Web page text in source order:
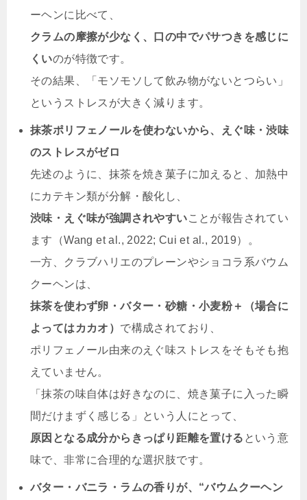
ーヘンに比べて、
クラムの摩擦が少なく、口の中でパサつきを感じに
くいのが特徴です。
その結果、「モソモソして飲み物がないとつらい」
というストレスが大きく減ります。
抹茶ポリフェノールを使わないから、えぐ味・渋味
のストレスがゼロ
先述のように、抹茶を焼き菓子に加えると、加熱中
にカテキン類が分解・酸化し、
渋味・えぐ味が強調されやすいことが報告されてい
ます（Wang et al., 2022; Cui et al., 2019）。
一方、クラブハリエのプレーンやショコラ系バウム
クーヘンは、
抹茶を使わず卵・バター・砂糖・小麦粉＋（場合に
よってはカカオ） で構成されており、
ポリフェノール由来のえぐ味ストレスをそもそも抱
えていません。
「抹茶の味自体は好きなのに、焼き菓子に入った瞬
間だけまずく感じる」という人にとって、
原因となる成分からきっぱり距離を置ける という意
味で、非常に合理的な選択肢です。
バター・バニラ・ラムの香りが、“バウムクーヘン